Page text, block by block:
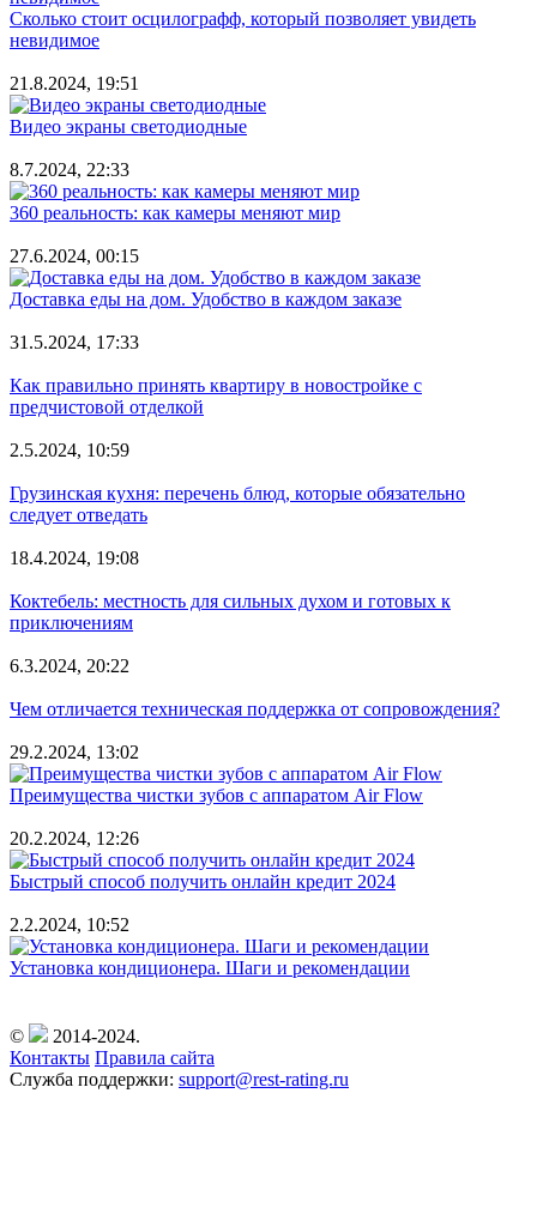
Сколько стоит осцилографф, который позволяет увидеть
невидимое
21.8.2024, 19:51
Видео экраны светодиодные
8.7.2024, 22:33
360 реальность: как камеры меняют мир
27.6.2024, 00:15
Доставка еды на дом. Удобство в каждом заказе
31.5.2024, 17:33
Как правильно принять квартиру в новостройке с
предчистовой отделкой
2.5.2024, 10:59
Грузинская кухня: перечень блюд, которые обязательно
следует отведать
18.4.2024, 19:08
Коктебель: местность для сильных духом и готовых к
приключениям
6.3.2024, 20:22
Чем отличается техническая поддержка от сопровождения?
29.2.2024, 13:02
Преимущества чистки зубов с аппаратом Air Flow
20.2.2024, 12:26
Быстрый способ получить онлайн кредит 2024
2.2.2024, 10:52
Установка кондиционера. Шаги и рекомендации
©
2014-2024.
Контакты Правила сайта
Служба поддержки: support@rest-rating.ru